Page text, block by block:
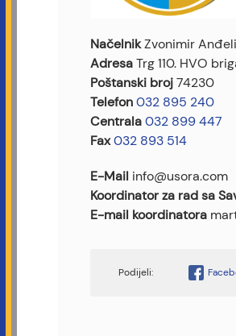
NačelnikZvonimir
AdresaTrg 110. HVO
Poštanski broj74230
Telefon032 895 240
Centrala032 899 447
Fax032 893 514
E-Mail info@usora.com
Koordinator za rad sa
E-mail koordinatora